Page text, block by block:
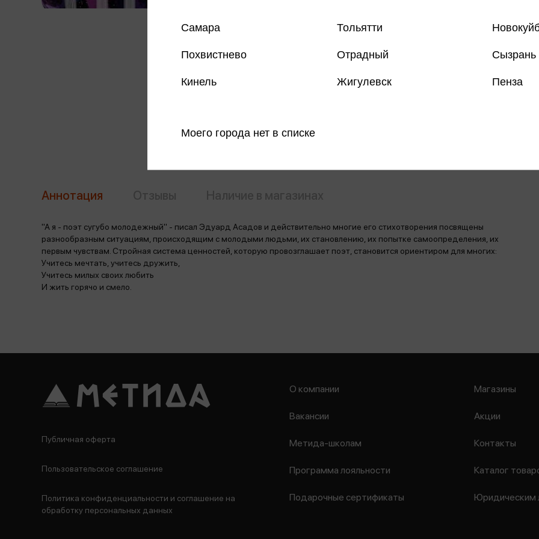
Все книги
Аннотация
"А я - поэт сугубо молодежный" - писал Эдуард Асадов и действительно многие его стихотворения посвящены
разнообразным ситуациям, происходящим с молодыми людьми, их становлению, их попытке самоопределения, их
первым чувствам. Стройная система ценностей, которую провозглашает поэт, становится ориентиром для многих:
Учитесь мечтать, учитесь дружить,
Учитесь милых своих любить
И жить горячо и смело.
Самара Тольятти
Похвистнево Отрадный Сызрань
Кинель Жигулевск Пенза
Моего города нет в списке
О компании
Вакансии
Метида-школам
Программа лояльности
Подарочные сертификаты
Магазины
Акции
Контакты
Каталог
Юридическим
Публичная оферта
Пользовательское соглашение
Политика конфиденциальности и соглашение на
обработку персональных данных